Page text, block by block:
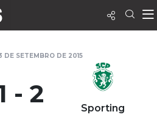
DE SETEMBRO DE 2015
- 2 Sporting